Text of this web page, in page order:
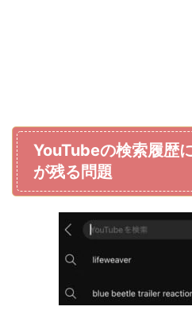
YouTubeの検索履歴
が残る問題